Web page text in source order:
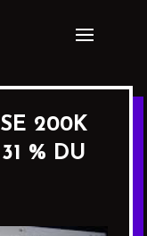
200K
% DU